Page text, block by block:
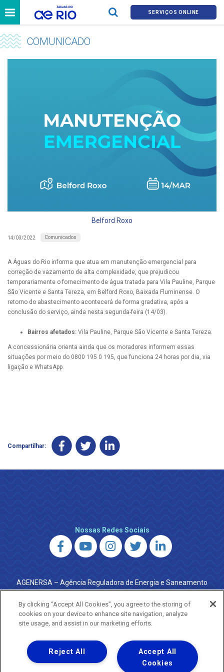
SERVIÇOS ONLINE
COMUNICADO
Belford Roxo
14/03/2022 Comunicados
A Águas do Rio informa que atua em manutenção emergencial para
correção de vazamento de alta complexidade, que prejudicou
temporariamente o fornecimento de água tratada para Vila Pauline, Parque
São Vicente e Santa Tereza, em Belford Roxo, Baixada Fluminense. O
retorno do abastecimento acontecerá de forma gradativa, após a
conclusão do serviço, ainda nesta segunda-feira (14/03).
Bairros afetados: Vila Pauline, Parque São Vicente e Santa Tereza.
A concessionária orienta ainda que os moradores informem essas
situações por meio do 0800 195 0 195, que funciona 24 horas por dia, via
ligação e WhatsApp.
Compartilhar:
Nossas Redes Sociais
AGENERSA – Agência Reguladora de Energia e Saneamento
do Estado do Rio de Janeiro
0800 024 9040 · (21) 2332-6457 (WhatsApp) ·
ouvidoria@agenersa.rj.gov.br/ouvidoria.agenersa@gmail.com
·http://www.agenersa.rj.gov.br
Uma empresa
Copyright ® 2026 - Todos os Direitos Reservados.
By clicking “Accept All Cookies”, you agree to the storing of
cookies on your device to enhance site navigation, analyze
site usage, and assist in our marketing efforts.
Accept All
Cookies
Reject All